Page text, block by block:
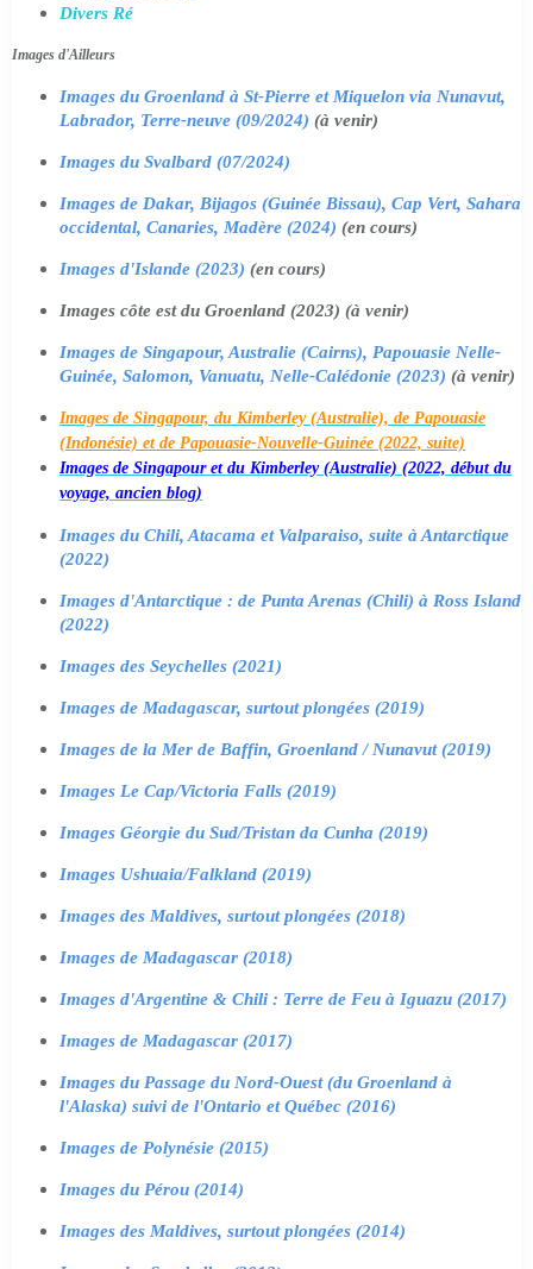
Divers Ré
Images d'Ailleurs
Images du Groenland à St-Pierre et Miquelon via Nunavut,
Labrador, Terre-neuve (09/2024) (à venir)
Images du Svalbard (07/2024)
Images de Dakar, Bijagos (Guinée Bissau), Cap Vert, Sahara
occidental, Canaries, Madère (2024) (en cours)
Images d'Islande (2023) (en cours)
Images côte est du Groenland (2023) (à venir)
Images de Singapour, Australie (Cairns), Papouasie Nelle-
Guinée, Salomon, Vanuatu, Nelle-Calédonie (2023) (à venir)
Images de Singapour, du Kimberley (Australie), de Papouasie
(Indonésie) et de Papouasie-Nouvelle-Guinée (2022, suite)
Images de Singapour et du Kimberley (Australie) (2022, début du
voyage, ancien blog)
Images du Chili, Atacama et Valparaiso, suite à Antarctique
(2022)
Images d'Antarctique : de Punta Arenas (Chili) à Ross Island
(2022)
Images des Seychelles (2021)
Images de Madagascar, surtout plongées (2019)
Images de la Mer de Baffin, Groenland / Nunavut (2019)
Images Le Cap/Victoria Falls (2019)
Images Géorgie du Sud/Tristan da Cunha (2019)
Images Ushuaia/Falkland (2019)
Images des Maldives, surtout plongées (2018)
Images de Madagascar (2018)
Images d'Argentine & Chili : Terre de Feu à Iguazu (2017)
Images de Madagascar (2017)
Images du Passage du Nord-Ouest (du Groenland à
l'Alaska) suivi de l'Ontario et Québec (2016)
Images de Polynésie (2015)
Images du Pérou (2014)
Images des Maldives, surtout plongées (2014)